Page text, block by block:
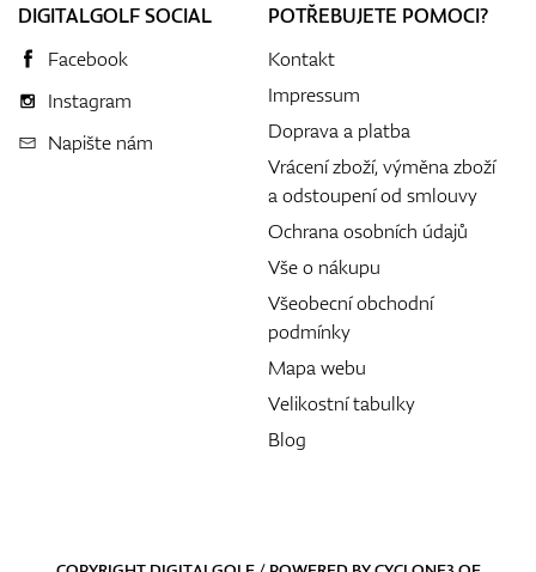
DIGITALGOLF SOCIAL
Facebook
Instagram
Napište nám
POTŘEBUJETE POMOCI?
Kontakt
Impressum
Doprava a platba
Vrácení zboží, výměna zboží
a odstoupení od smlouvy
Ochrana osobních údajů
Vše o nákupu
Všeobecní obchodní
podmínky
Mapa webu
Velikostní tabulky
Blog